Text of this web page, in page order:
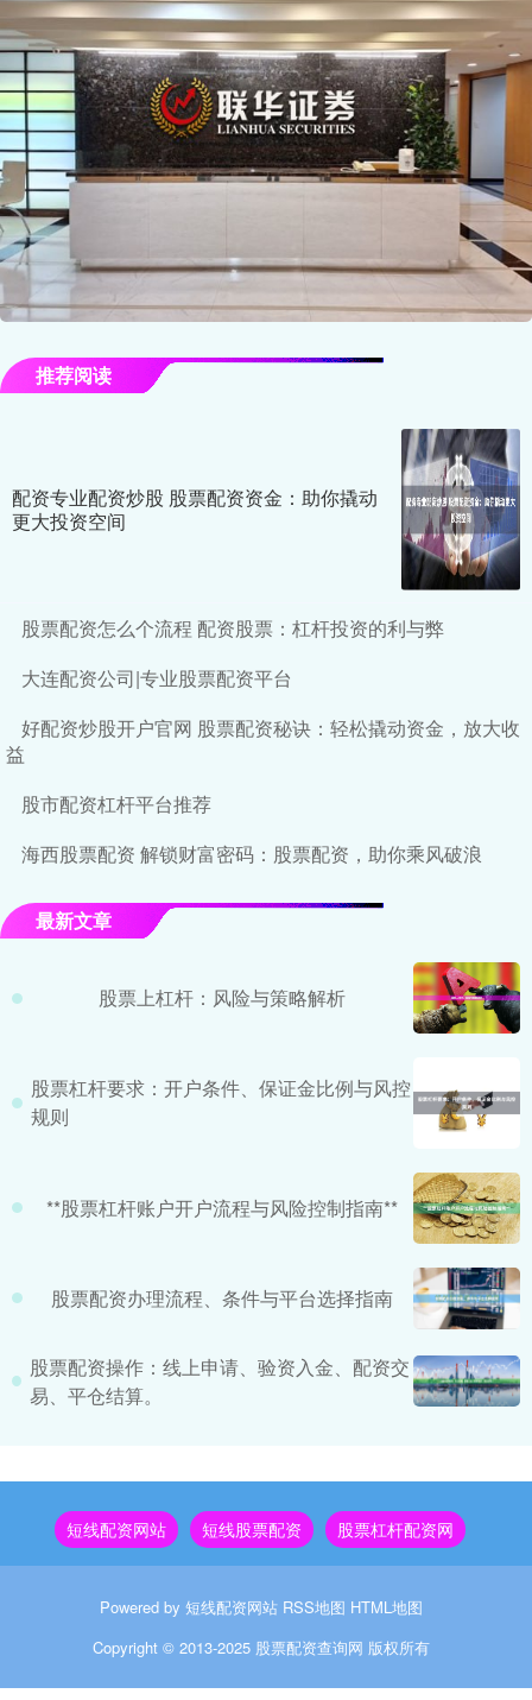
推荐阅读
配资专业配资炒股 股票配资资金：助你撬动
更大投资空间
股票配资怎么个流程 配资股票：杠杆投资的利与弊
大连配资公司|专业股票配资平台
好配资炒股开户官网 股票配资秘诀：轻松撬动资金，放大收
益
股市配资杠杆平台推荐
海西股票配资 解锁财富密码：股票配资，助你乘风破浪
最新文章
股票上杠杆：风险与策略解析
股票杠杆要求：开户条件、保证金比例与风控
规则
**股票杠杆账户开户流程与风险控制指南**
股票配资办理流程、条件与平台选择指南
股票配资操作：线上申请、验资入金、配资交
易、平仓结算。
短线配资网站 短线股票配资 股票杠杆配资网
Powered by 短线配资网站 RSS地图 HTML地图
Copyright © 2013-2025 股票配资查询网 版权所有